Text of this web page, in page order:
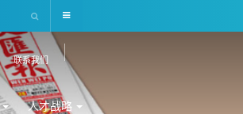
联系我们
人才战略